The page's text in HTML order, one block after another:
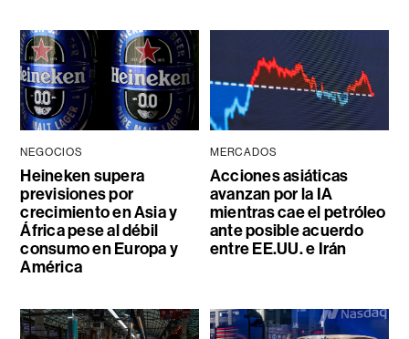
NEGOCIOS
Heineken supera
previsiones por
crecimiento en Asia y
África pese al débil
consumo en Europa y
América
MERCADOS
Acciones asiáticas
avanzan por la IA
mientras cae el petróleo
ante posible acuerdo
entre EE.UU. e Irán